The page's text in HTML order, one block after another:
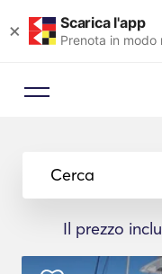
× Scarica l'app
Prenota in
Cerca
Il prezzo